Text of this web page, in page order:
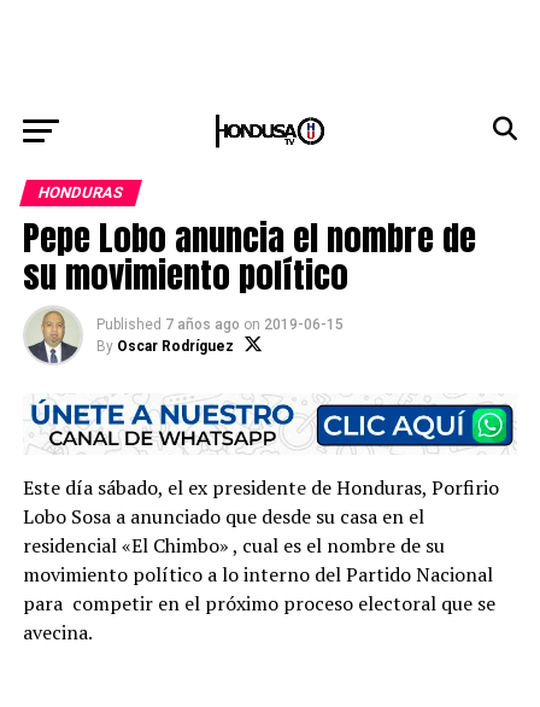
HONDURAS
Pepe Lobo anuncia el nombre de
su movimiento político
Published 7 años ago on 2019-06-15
By Oscar Rodríguez
Este día sábado, el ex presidente de Honduras, Porfirio
Lobo Sosa a anunciado que desde su casa en el
residencial «El Chimbo» , cual es el nombre de su
movimiento político a lo interno del Partido Nacional
para competir en el próximo proceso electoral que se
avecina.